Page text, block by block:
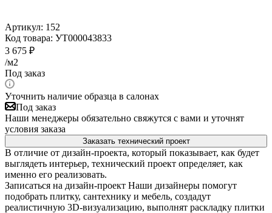
Артикул: 152
Код товара: УТ000043833
3 675 ₽
/м2
Под заказ
Уточнить наличие образца в салонах
Под заказ
Наши менеджеры обязательно свяжутся с вами и уточнят
условия заказа
Заказать технический проект
В отличие от дизайн-проекта, который показывает, как будет
выглядеть интерьер, технический проект определяет, как
именно его реализовать.
Записаться на дизайн-проект Наши дизайнеры помогут
подобрать плитку, сантехнику и мебель, создадут
реалистичную 3D-визуализацию, выполнят раскладку плитки